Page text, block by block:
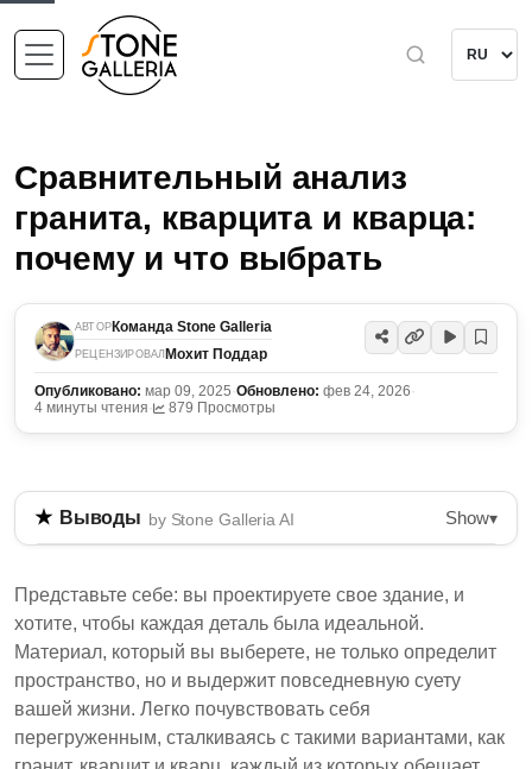
Сравнительный анализ
гранита, кварцита и кварца:
почему и что выбрать
АВТОР Команда Stone Galleria
РЕЦЕНЗИРОВАЛ Мохит Поддар
Опубликовано: мар 09, 2025·Обновлено: фев 24, 2026·
4 минуты чтения· 879 Просмотры
Выводы by Stone Galleria AI Show▾
популярными материалами для столешниц:
гранитом, кварцитом и кварцем. В ней изложены
их уникальные характеристики, долговечность,
потребности в обслуживании и эстетические
качества, чтобы помочь потребителям сделать
обоснованный выбор для своих строительных
проектов.
Представьте себе: вы проектируете свое здание, и
хотите, чтобы каждая деталь была идеальной.
Материал, который вы выберете, не только определит
пространство, но и выдержит повседневную суету
вашей жизни. Легко почувствовать себя
перегруженным, сталкиваясь с такими вариантами, как